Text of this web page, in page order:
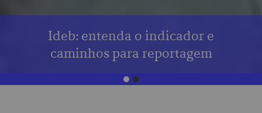
Ideb: entenda o indicador e
caminhos para reportagem